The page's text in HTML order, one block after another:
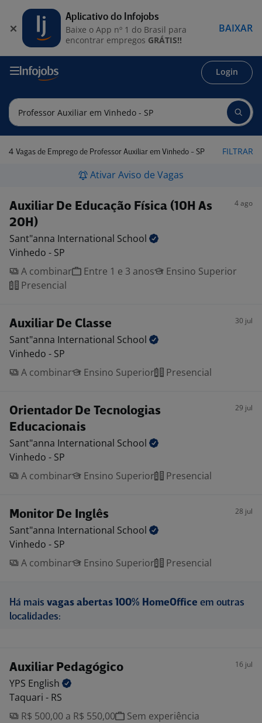
Login
4 Vagas de Emprego de Professor Auxiliar em Vinhedo - SP FILTRAR
Ativar Aviso de Vagas
Auxiliar De Educação Física (10H As
20H)
4 ago
Sant"anna International School
Vinhedo - SP
A combinar
Entre 1 e 3 anos
Ensino Superior
Presencial
Auxiliar De Classe 30 jul
Sant"anna International School
Vinhedo - SP
A combinar
Ensino Superior Presencial
Orientador De Tecnologias
Educacionais
29 jul
Sant"anna International School
Vinhedo - SP
A combinar
Ensino Superior Presencial
Monitor De Inglês 28 jul
Sant"anna International School
Vinhedo - SP
A combinar
Ensino Superior Presencial
Há mais vagas abertas 100% HomeOffice em outras
localidades:
Auxiliar Pedagógico 16 jul
YPS English
Taquari - RS
R$ 500,00 a R$ 550,00
Sem experiência
Aplicativo do Infojobs
Baixe o App nº 1 do Brasil para
encontrar empregos GRÁTIS!!
BAIXAR